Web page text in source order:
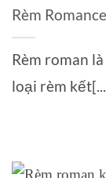
Rèm
Rèm roman
loại rèm